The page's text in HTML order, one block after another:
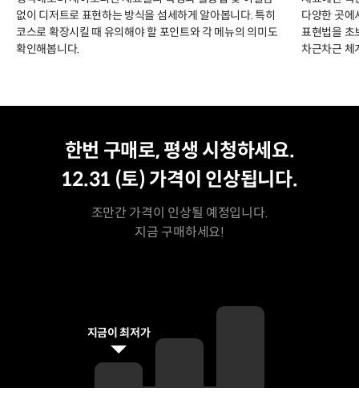
없이 디저트로 표현하는 방식을 섬세하게 알아봅니다. 특히
코스로 확장시킬 때 유의해야 할 포인트와 각 메뉴의 의미도
확인해봅니다.
다양한 곳에
표현법을 초
차근차근 체
한번 구매로, 평생 시청하세요.
12.31 (토) 가격이 인상됩니다.
조만간 가격이 인상될 예정입니다.
지금 구매하세요!
지금이 최저가